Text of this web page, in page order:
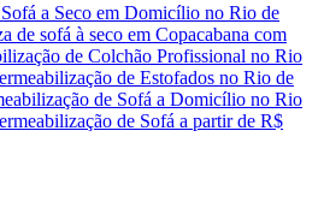
a Seco em Domicílio no Rio de
de sofá à seco em Copacabana com
de Colchão Profissional no Rio
de Estofados no Rio de
de Sofá a Domicílio no Rio
de Sofá a partir de R$